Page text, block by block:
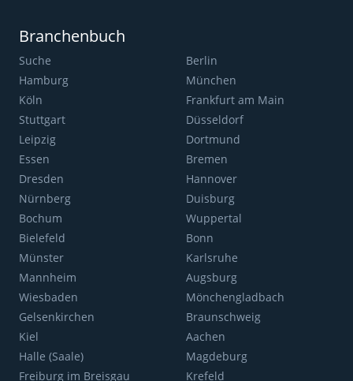
Branchenbuch
Suche
Berlin
Hamburg
München
Köln
Frankfurt am Main
Stuttgart
Düsseldorf
Leipzig
Dortmund
Essen
Bremen
Dresden
Hannover
Nürnberg
Duisburg
Bochum
Wuppertal
Bielefeld
Bonn
Münster
Karlsruhe
Mannheim
Augsburg
Wiesbaden
Mönchengladbach
Gelsenkirchen
Braunschweig
Kiel
Aachen
Halle (Saale)
Magdeburg
Freiburg im Breisgau
Krefeld